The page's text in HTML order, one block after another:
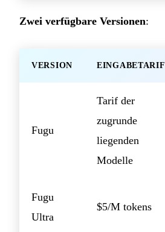
Zwei verfügbare Versionen:
VERSION EINGABETARIF
Fugu
Tarif der
zugrunde
liegenden
Modelle
Fugu
Ultra
$5/M tokens